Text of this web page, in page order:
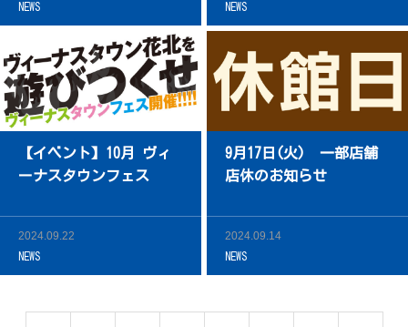
NEWS NEWS
【イベント】10月 ヴィ
ーナスタウンフェス
2024.09.22
NEWS
9月17日(火) 一部店舗
店休のお知らせ
2024.09.14
NEWS